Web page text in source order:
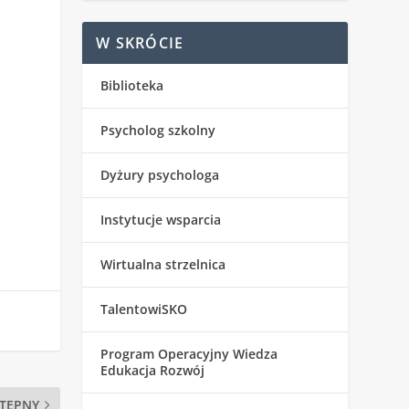
W SKRÓCIE
Biblioteka
Psycholog szkolny
Dyżury psychologa
Instytucje wsparcia
Wirtualna strzelnica
TalentowiSKO
Program Operacyjny Wiedza
Edukacja Rozwój